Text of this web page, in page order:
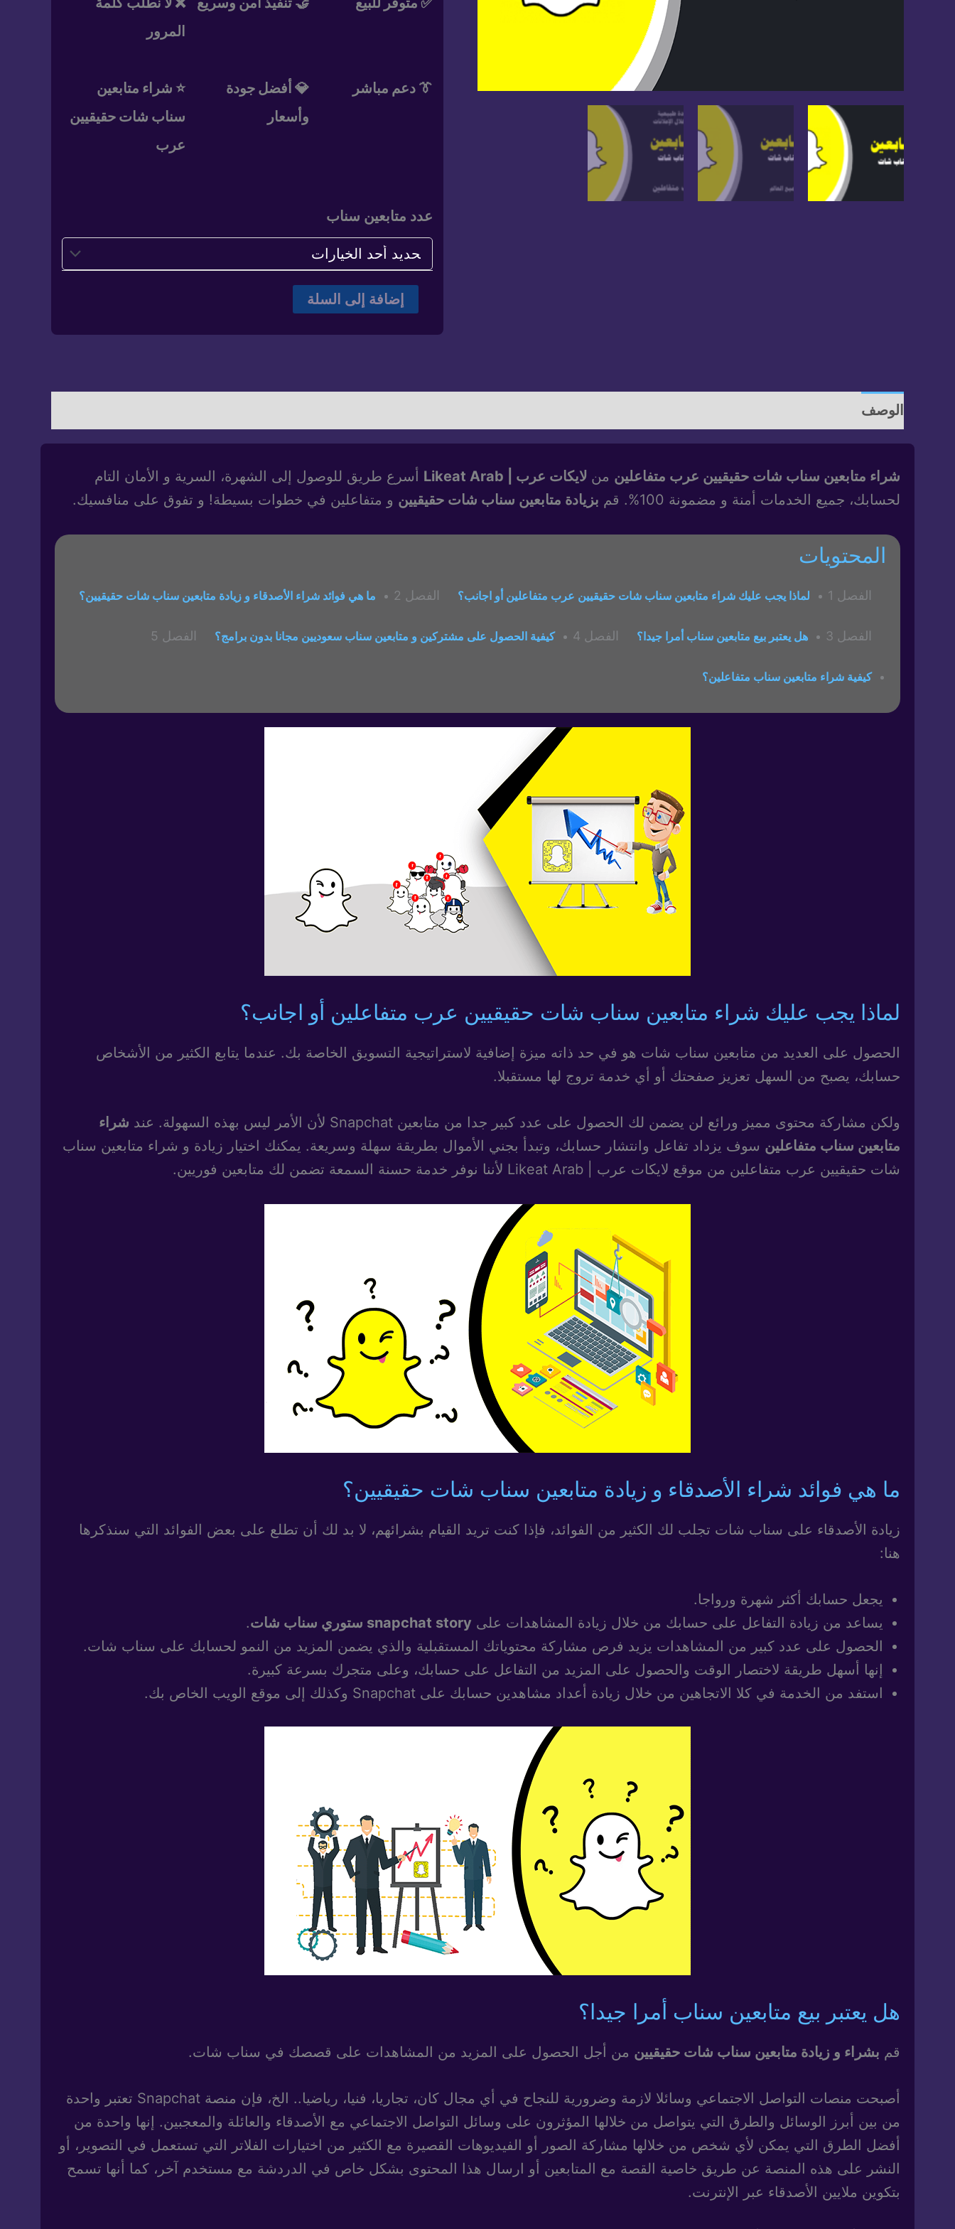
من
المرور
👔 دعم مباشر
💎 أفضل جودة
وأسعار
⭐ شراء متابعين
سناب شات حقيقيين
عرب
عدد متابعين سناب
شراء
شات
إضافة إلى السلة
الوصف
شراء متابعين سناب شات حقيقيين عرب متفاعلين من لايكات عرب | Likeat Arab
أسرع طريق للوصول إلى الشهرة، السرية و الأمان التام
لحسابك، جميع الخدمات أمنة و مضمونة 100%. قم
بزيادة متابعين سناب شات حقيقيين و متفاعلين في خطوات بسيطة! و تفوق على منافسيك.
المحتويات
الفصل 1 لماذا يجب عليك شراء متابعين سناب شات حقيقيين عرب متفاعلين أو اجانب؟ الفصل 2 ما هي فوائد شراء الأصدقاء و زيادة متابعين سناب شات حقيقيين؟
الفصل 3 هل يعتبر بيع متابعين سناب أمرا جيدا؟ الفصل 4 كيفية الحصول على مشتركين و متابعين سناب سعوديين مجانا بدون برامج؟ الفصل 5
كيفية شراء متابعين سناب متفاعلين؟
لماذا يجب عليك شراء متابعين سناب شات حقيقيين عرب متفاعلين أو اجانب؟
الحصول على العديد من متابعين سناب شات هو في حد ذاته ميزة إضافية لاستراتيجية التسويق الخاصة بك. عندما يتابع الكثير من الأشخاص
حسابك، يصبح من السهل تعزيز صفحتك أو أي خدمة تروج لها مستقبلا.
ولكن مشاركة محتوى مميز ورائع لن يضمن لك الحصول على عدد كبير جدا من متابعين Snapchat لأن الأمر ليس بهذه السهولة. عند
شراء
متابعين سناب متفاعلين سوف يزداد تفاعل وانتشار حسابك، وتبدأ بجني الأموال بطريقة سهلة وسريعة. يمكنك اختيار زيادة و شراء متابعين سناب
شات حقيقيين عرب متفاعلين من موقع لايكات عرب | Likeat Arab لأننا نوفر خدمة حسنة السمعة تضمن لك متابعين فوريين.
ما هي فوائد شراء الأصدقاء و زيادة متابعين سناب شات حقيقيين؟
زيادة الأصدقاء على سناب شات تجلب لك الكثير من الفوائد، فإذا كنت تريد القيام بشرائهم، لا بد لك أن تطلع على بعض الفوائد التي سنذكرها
هنا:
يجعل حسابك أكثر شهرة ورواجا.
يساعد من زيادة التفاعل على حسابك من خلال زيادة المشاهدات على snapchat story ستوري سناب شات
.
الحصول على عدد كبير من المشاهدات يزيد فرص مشاركة محتوياتك المستقبلية والذي يضمن المزيد من النمو لحسابك على سناب شات.
إنها أسهل طريقة لاختصار الوقت والحصول على المزيد من التفاعل على حسابك، وعلى متجرك بسرعة كبيرة.
استفد من الخدمة في كلا الاتجاهين من خلال زيادة أعداد مشاهدين حسابك على Snapchat وكذلك إلى موقع الويب الخاص بك.
هل يعتبر بيع متابعين سناب أمرا جيدا؟
قم بشراء و زيادة متابعين سناب شات حقيقيين من أجل الحصول على المزيد من المشاهدات على قصصك في سناب شات.
أصبحت منصات التواصل الاجتماعي وسائلا لازمة وضرورية للنجاح في أي مجال كان، تجاريا، فنيا، رياضيا.. الخ، فإن منصة Snapchat تعتبر واحدة
من بين أبرز الوسائل والطرق التي يتواصل من خلالها المؤثرون على وسائل التواصل الاجتماعي مع الأصدقاء والعائلة والمعجبين. إنها واحدة من
أفضل الطرق التي يمكن لأي شخص من خلالها مشاركة الصور أو الفيديوهات القصيرة مع الكثير من اختيارات الفلاتر التي تستعمل في التصوير، أو
النشر على هذه المنصة عن طريق خاصية القصة مع المتابعين أو ارسال هذا المحتوى بشكل خاص في الدردشة مع مستخدم آخر، كما أنها تسمح
بتكوين ملايين الأصدقاء عبر الإنترنت.